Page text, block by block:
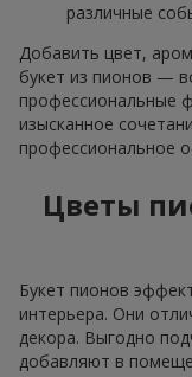
различные
Добавить цвет,
букет из пионов —
профессиональные
изысканное
профессиональное
Цветы
Букет пионов
интерьера. Они
декора. Выгодно
добавляют в